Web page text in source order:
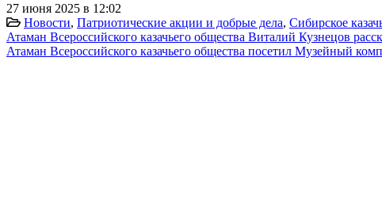
27 июня 2025 в 12:02
Новости, Патриотические акции и добрые дела, Сибирское
Атаман Всероссийского казачьего общества Виталий Кузнецов
Атаман Всероссийского казачьего общества посетил Музейный